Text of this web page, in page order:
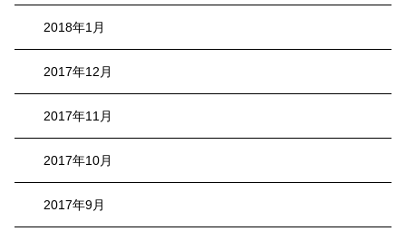
2018年1月
2017年12月
2017年11月
2017年10月
2017年9月